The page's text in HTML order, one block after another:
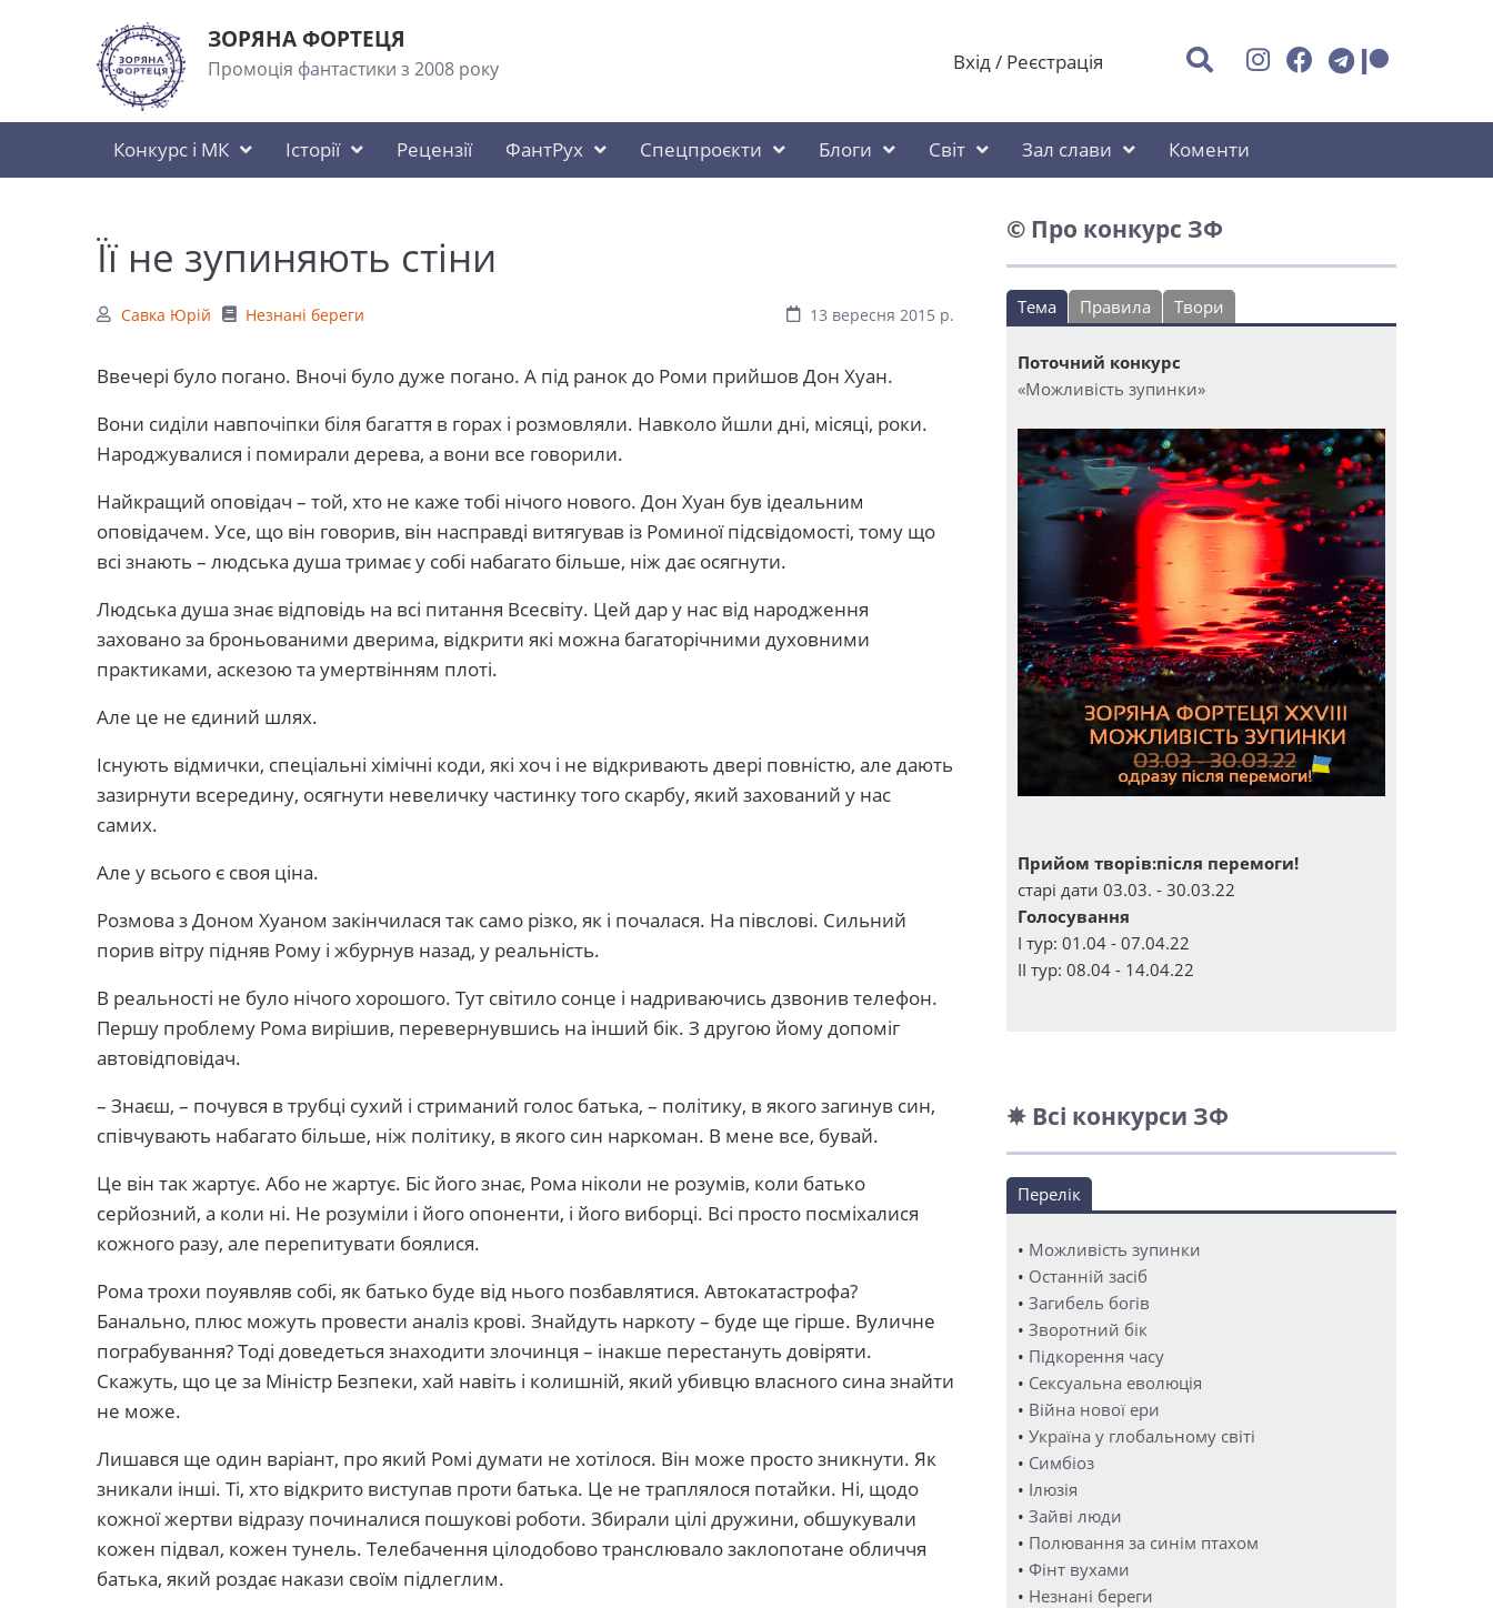
ЗОРЯНА ФОРТЕЦЯ
Промоція фантастики з 2008 року Вхід / Реєстрація
Конкурс і МК Історії Рецензії ФантРух Спецпроєкти Блоги Світ Зал слави Коменти
Її не зупиняють стіни
Савка Юрій Незнані береги 13 вересня 2015 р.
Ввечері було погано. Вночі було дуже погано. А під ранок до Роми прийшов Дон Хуан.
Вони сиділи навпочіпки біля багаття в горах і розмовляли. Навколо йшли дні, місяці, роки.
Народжувалися і помирали дерева, а вони все говорили.
Найкращий оповідач – той, хто не каже тобі нічого нового. Дон Хуан був ідеальним
оповідачем. Усе, що він говорив, він насправді витягував із Роминої підсвідомості, тому що
всі знають – людська душа тримає у собі набагато більше, ніж дає осягнути.
Людська душа знає відповідь на всі питання Всесвіту. Цей дар у нас від народження
заховано за броньованими дверима, відкрити які можна багаторічними духовними
практиками, аскезою та умертвінням плоті.
Але це не єдиний шлях.
Існують відмички, спеціальні хімічні коди, які хоч і не відкривають двері повністю, але дають
зазирнути всередину, осягнути невеличку частинку того скарбу, який захований у нас
самих.
Але у всього є своя ціна.
Розмова з Доном Хуаном закінчилася так само різко, як і почалася. На півслові. Сильний
порив вітру підняв Рому і жбурнув назад, у реальність.
В реальності не було нічого хорошого. Тут світило сонце і надриваючись дзвонив телефон.
Першу проблему Рома вирішив, перевернувшись на інший бік. З другою йому допоміг
автовідповідач.
– Знаєш, – почувся в трубці сухий і стриманий голос батька, – політику, в якого загинув син,
співчувають набагато більше, ніж політику, в якого син наркоман. В мене все, бувай.
Це він так жартує. Або не жартує. Біс його знає, Рома ніколи не розумів, коли батько
серйозний, а коли ні. Не розуміли і його опоненти, і його виборці. Всі просто посміхалися
кожного разу, але перепитувати боялися.
Рома трохи поуявляв собі, як батько буде від нього позбавлятися. Автокатастрофа?
Банально, плюс можуть провести аналіз крові. Знайдуть наркоту – буде ще гірше. Вуличне
пограбування? Тоді доведеться знаходити злочинця – інакше перестануть довіряти.
Скажуть, що це за Міністр Безпеки, хай навіть і колишній, який убивцю власного сина знайти
не може.
Лишався ще один варіант, про який Ромі думати не хотілося. Він може просто зникнути. Як
зникали інші. Ті, хто відкрито виступав проти батька. Це не траплялося потайки. Ні, щодо
кожної жертви відразу починалися пошукові роботи. Збирали цілі дружини, обшукували
кожен підвал, кожен тунель. Телебачення цілодобово транслювало заклопотане обличчя
батька, який роздає накази своїм підлеглим.
© Про конкурс ЗФ
Тема Правила Твори
Поточний конкурс
«Можливість зупинки»
Прийом творів:після перемоги!
старі дати 03.03. - 30.03.22
Голосування
І тур: 01.04 - 07.04.22
ІІ тур: 08.04 - 14.04.22
✵ Всі конкурси ЗФ
Перелік
• Можливість зупинки
• Останній засіб
• Загибель богів
• Зворотний бік
• Підкорення часу
• Сексуальна еволюція
• Війна нової ери
• Україна у глобальному світі
• Симбіоз
• Ілюзія
• Зайві люди
• Полювання за синім птахом
• Фінт вухами
• Незнані береги